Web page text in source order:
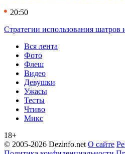
20:50
Стратегии использования шатров
Вся лента
Фото
Флеш
Видео
Девушки
Ужасы
Тесты
Чтиво
Микс
18+
© 2005-2026 Dezinfo.net О сайте